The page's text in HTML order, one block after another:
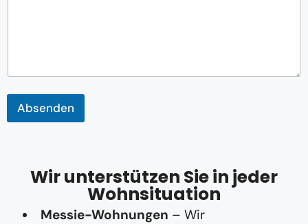
a
l
A
Absenden
Wir unterstützen Sie in jeder
Wohnsituation
Messie-Wohnungen – Wir